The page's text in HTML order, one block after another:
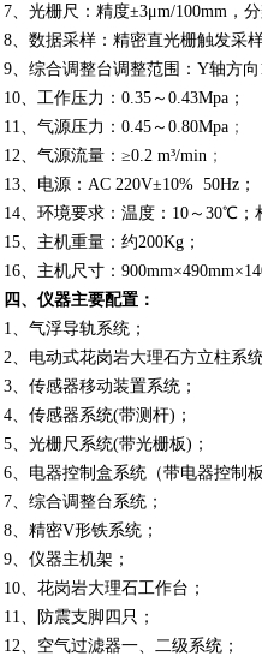
7、光栅尺：精度±3μm/100mm，
8、数据采样：精密直光栅触发采
9、综合调整台调整范围：Y轴方
10、工作压力：0.35～ 0.43Mpa；
11、气源压力：0.45～0.80Mpa ；
12、气源流量：≥0.2 m³/min ；
13、电源：AC 220V±10% 50Hz；
14、环境要求：温度：10～30℃；
15、主机重量：约200Kg；
16、主机尺寸：900mm×490mm×1
四、仪器主要配置：
1、气浮导轨系统；
2、电动式花岗岩大理石方立柱系统
3、传感器移动装置系统；
4、传感器系统(带测杆)；
5、光栅尺系统(带光栅板)；
6、电器控制盒系统（带电器控制板
7、综合调整台系统；
8、精密V形铁系统；
9、仪器主机架；
10、花岗岩大理石工作台；
11、防震支脚四只；
12、空气过滤器一、二级系统；